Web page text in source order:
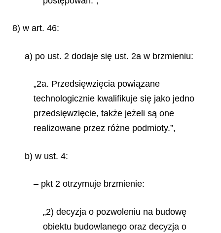
8) w art. 46:
a) po ust. 2 dodaje się ust. 2a w brzmieniu:
„2a. Przedsięwzięcia powiązane
technologicznie kwalifikuje się jako jedno
przedsięwzięcie, także jeżeli są one
realizowane przez różne podmioty.”,
b) w ust. 4:
– pkt 2 otrzymuje brzmienie:
„2) decyzja o pozwoleniu na budowę
obiektu budowlanego oraz decyzja o